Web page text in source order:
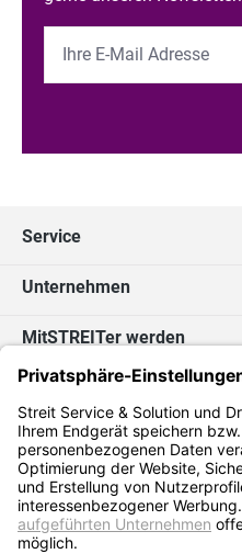
Service
Unternehmen
MitSTREITer werden
Kontakt
Social Media